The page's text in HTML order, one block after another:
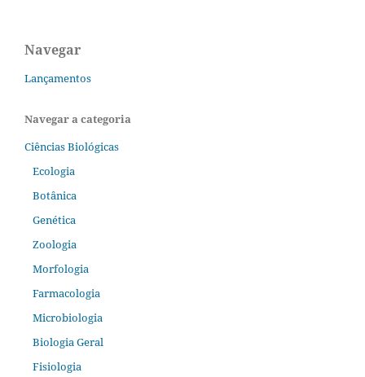
Navegar
Lançamentos
Navegar a categoria
Ciências Biológicas
Ecologia
Botânica
Genética
Zoologia
Morfologia
Farmacologia
Microbiologia
Biologia Geral
Fisiologia